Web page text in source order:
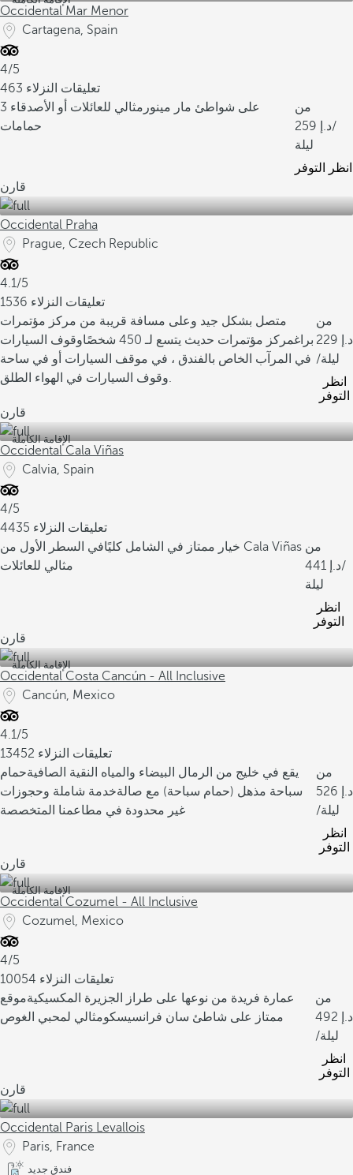
Occidental Mar Menor
Cartagena, Spain
4/5
463 تعليقات النزلاء
على شواطئ مار مينور مثالي للعائلات أو الأصدقاء 3
حمامات
من
259
/
ليلة
انظر التوفر
قارن
Occidental Praha
Prague, Czech Republic
4.1/5
1536 تعليقات النزلاء
متصل بشكل جيد وعلى مسافة قريبة من مركز مؤتمرات
براغمركز مؤتمرات حديث يتسع لـ 450 شخصًا
وقوف السيارات
في المرآب الخاص بالفندق ، في موقف السيارات أو في ساحة
وقوف السيارات في الهواء الطلق.
من
229
/ليلة
انظر
التوفر
قارن
الإقامة الكاملة
Occidental Cala Viñas
Calvia, Spain
4/5
4435 تعليقات النزلاء
خيار ممتاز في الشامل كليًا في السطر الأول من Cala Viñas
مثالي للعائلات
من
441
/
ليلة
انظر
التوفر
قارن
الإقامة الكاملة
Occidental Costa Cancún - All Inclusive
Cancún, Mexico
4.1/5
13452 تعليقات النزلاء
يقع في خليج من الرمال البيضاء والمياه النقية الصافيةحمام
سباحة مذهل (حمام سباحة) مع صالةخدمة شاملة وحجوزات
غير محدودة في مطاعمنا المتخصصة
من
526
/ليلة
انظر
التوفر
قارن
الإقامة الكاملة
Occidental Cozumel - All Inclusive
Cozumel, Mexico
4/5
10054 تعليقات النزلاء
عمارة فريدة من نوعها على طراز الجزيرة المكسيكيةموقع
ممتاز على شاطئ سان فرانسيسكومثالي لمحبي الغوص
من
492
/ليلة
انظر
التوفر
قارن
Occidental Paris Levallois
Paris, France
فندق جديد